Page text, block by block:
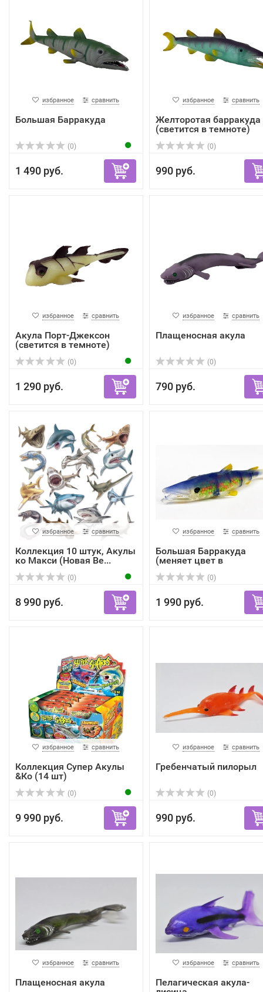
избранное сравнить
Большая Барракуда
(0)
1 490 руб.
избранное сравнить
Желторотая барракуда
(светится в темноте)
(0)
990 руб.
избранное сравнить
Акула Порт-Джексон
(светится в темноте)
(0)
1 290 руб.
избранное сравнить
Плащеносная акула
(0)
790 руб.
избранное сравнить
Коллекция 10 штук, Акулы
ко Макси (Новая Ве...
(0)
8 990 руб.
избранное сравнить
Большая Барракуда
(меняет цвет в
зависимост...
(0)
1 990 руб.
избранное сравнить
Коллекция Супер Акулы
&Кo (14 шт)
(0)
9 990 руб.
избранное сравнить
Гребенчатый пилорыл
(0)
990 руб.
избранное сравнить
Плащеносная акула
избранное сравнить
Пелагическая акула-